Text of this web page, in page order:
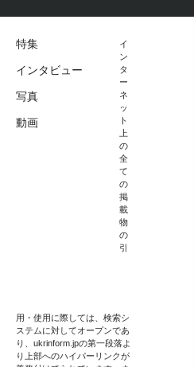
特集
インタビュー
写真
動画
イ
ン
タ
ー
ネ
ッ
ト
上
の
全
て
の
掲
載
物
の
引
用・使用に際しては、検索シ
ステムに対してオープンであ
り、ukrinform.jpの第一段落よ
り上部へのハイパーリンクが